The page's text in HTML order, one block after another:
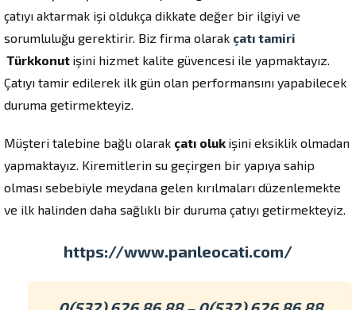
çatıyı aktarmak işi oldukça dikkate değer bir ilgiyi ve
sorumluluğu gerektirir. Biz firma olarak çatı tamiri
Türkkonut işini hizmet kalite güvencesi ile yapmaktayız.
Çatıyı tamir edilerek ilk gün olan performansını yapabilecek
duruma getirmekteyiz.
Müşteri talebine bağlı olarak çatı oluk işini eksiklik olmadan
yapmaktayız. Kiremitlerin su geçirgen bir yapıya sahip
olması sebebiyle meydana gelen kırılmaları düzenlemekte
ve ilk halinden daha sağlıklı bir duruma çatıyı getirmekteyiz.
https://www.panleocati.com/